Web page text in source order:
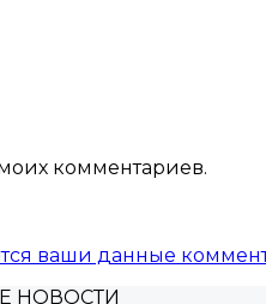
комментариев.
ваши данные
НОВОСТИ